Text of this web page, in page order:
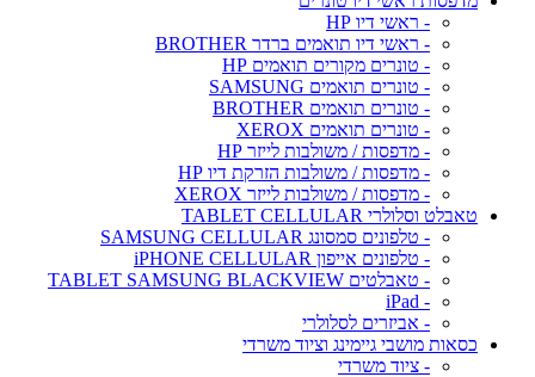
- ראשי דיו HP
- ראשי דיו תואמים ברדר BROTHER
- טונרים מקורים תואמים HP
- טונרים תואמים SAMSUNG
- טונרים תואמים BROTHER
- טונרים תואמים XEROX
- מדפסות / משולבות לייזר HP
- מדפסות / משולבות הזרקת דיו HP
- מדפסות / משולבות לייזר XEROX
טאבלט וסלולרי TABLET CELLULAR
- טלפונים סמסונג SAMSUNG CELLULAR
- טלפונים אייפון iPHONE CELLULAR
- טאבלטים TABLET SAMSUNG BLACKVIEW
- iPad
- אביזרים לסלולרי
כסאות מושבי גיימינג וציוד משרדי
- ציוד משרדי